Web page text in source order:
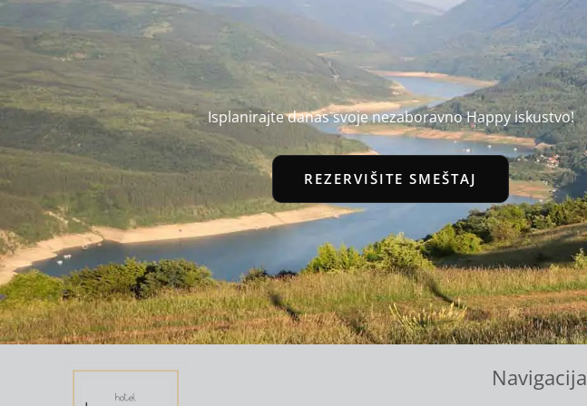
Isplanirajte danas svoje nezaboravno Happy iskustvo!
REZERVIŠITE SMEŠTAJ
Navigacija